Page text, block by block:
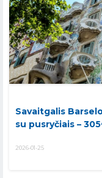
Savaitgalis
su pusryčiais –
2026-01-25